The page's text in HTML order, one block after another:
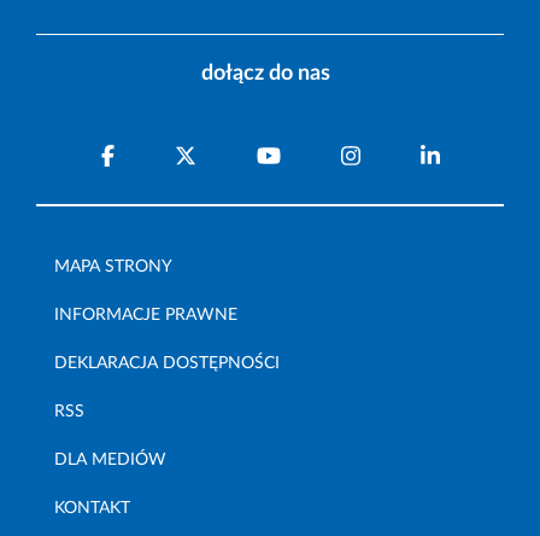
dołącz do nas
MAPA STRONY
INFORMACJE PRAWNE
DEKLARACJA DOSTĘPNOŚCI
RSS
DLA MEDIÓW
KONTAKT